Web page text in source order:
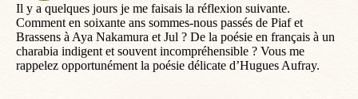
Il y a quelques jours je me faisais la réflexion suivante.
Comment en soixante ans sommes-nous passés de Piaf et
Brassens à Aya Nakamura et Jul ? De la poésie en français à un
charabia indigent et souvent incompréhensible ? Vous me
rappelez opportunément la poésie délicate d’Hugues Aufray.